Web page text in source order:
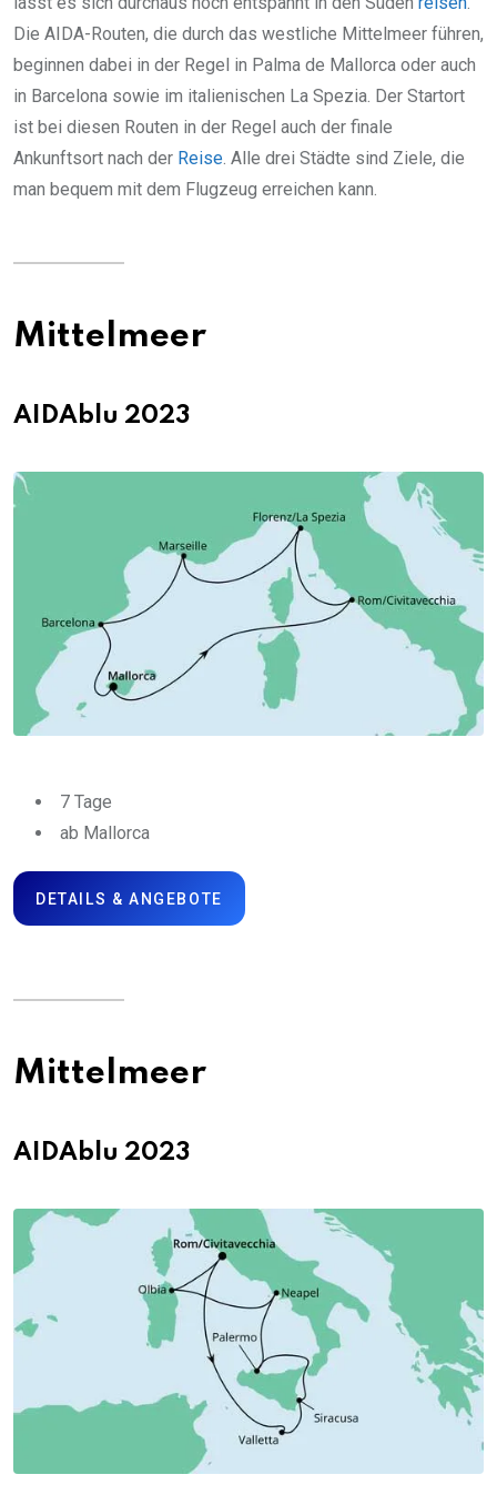
Die AIDA-Routen, die durch das westliche Mittelmeer führen,
beginnen dabei in der Regel in Palma de Mallorca oder auch
in Barcelona sowie im italienischen La Spezia. Der Startort
ist bei diesen Routen in der Regel auch der finale
Ankunftsort nach der Reise. Alle drei Städte sind Ziele, die
man bequem mit dem Flugzeug erreichen kann.
Mittelmeer
AIDAblu 2023
7 Tage
ab Mallorca
DETAILS & ANGEBOTE
Mittelmeer
AIDAblu 2023